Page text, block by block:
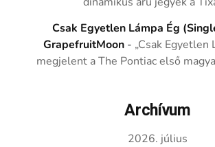
Csak Egyetlen Lámpa Ég
GrapefruitMoon - „Csak Egyetlen
megjelent a The Pontiac első
Archívum
2026. július